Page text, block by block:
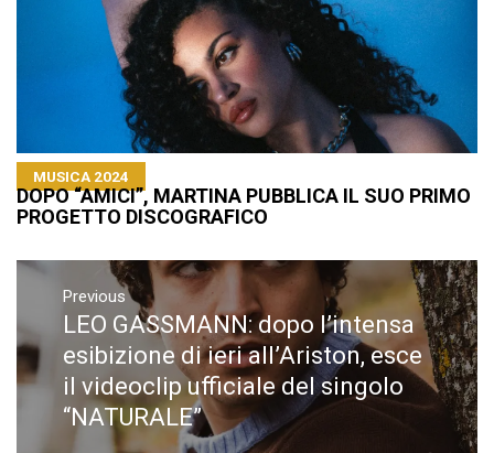
MUSICA 2024
DOPO “AMICI”, MARTINA PUBBLICA IL SUO PRIMO
PROGETTO DISCOGRAFICO
Navigazione
articoli
Previous
Previous
post:
LEO GASSMANN: dopo l’intensa
esibizione di ieri all’Ariston, esce
il videoclip ufficiale del singolo
“NATURALE”